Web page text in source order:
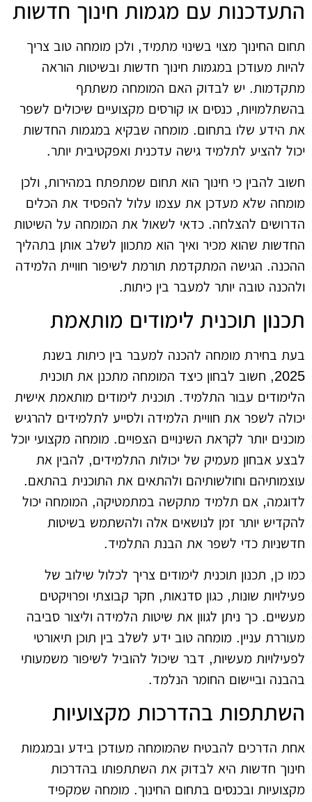
התעדכנות עם מגמות חינוך חדשות
תחום החינוך מצוי בשינוי מתמיד, ולכן מומחה טוב צריך
להיות מעודכן במגמות חינוך חדשות ובשיטות הוראה
מתקדמות. יש לבדוק האם המומחה משתתף
בהשתלמויות, כנסים או קורסים מקצועיים שיכולים לשפר
את הידע שלו בתחום. מומחה שבקיא במגמות החדשות
יכול להציע לתלמיד גישה עדכנית ואפקטיבית יותר.
חשוב להבין כי חינוך הוא תחום שמתפתח במהירות, ולכן
מומחה שלא מעדכן את עצמו עלול להפסיד את הכלים
הדרושים להצלחה. כדאי לשאול את המומחה על השיטות
החדשות שהוא מכיר ואיך הוא מתכוון לשלב אותן בתהליך
ההכנה. הגישה המתקדמת תורמת לשיפור חוויית הלמידה
ולהכנה טובה יותר למעבר בין כיתות.
תכנון תוכנית לימודים מותאמת
בעת בחירת מומחה להכנה למעבר בין כיתות בשנת
2025, חשוב לבחון כיצד המומחה מתכנן את תוכנית
הלימודים עבור התלמיד. תוכנית לימודים מותאמת אישית
יכולה לשפר את חוויית הלמידה ולסייע לתלמידים להרגיש
מוכנים יותר לקראת השינויים הצפויים. מומחה מקצועי יוכל
לבצע אבחון מעמיק של יכולות התלמידים, להבין את
עוצמותיהם וחולשותיהם ולהתאים את התוכנית בהתאם.
לדוגמה, אם תלמיד מתקשה במתמטיקה, המומחה יכול
להקדיש יותר זמן לנושאים אלה ולהשתמש בשיטות
חדשניות כדי לשפר את הבנת התלמיד.
כמו כן, תכנון תוכנית לימודים צריך לכלול שילוב של
פעילויות שונות, כגון סדנאות, חקר קבוצתי ופרויקטים
מעשיים. כך ניתן לגוון את שיטות הלמידה וליצור סביבה
מעוררת עניין. מומחה טוב ידע לשלב בין תוכן תיאורטי
לפעילויות מעשיות, דבר שיכול להוביל לשיפור משמעותי
בהבנה וביישום החומר הנלמד.
השתתפות בהדרכות מקצועיות
אחת הדרכים להבטיח שהמומחה מעודכן בידע ובמגמות
חינוך חדשות היא לבדוק את השתתפותו בהדרכות
מקצועיות ובכנסים בתחום החינוך. מומחה שמקפיד